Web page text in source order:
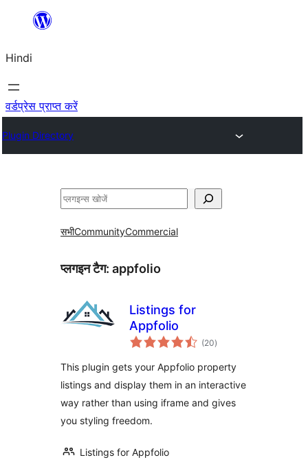
सामग्री
जाएं
Hindi
वर्डप्रेस प्राप्त करें
Plugin Directory
खोजें
सभीCommunityCommercial
प्लगइन टैग: appfolio
Listings for
Appfolio
(20कुल
दर)
This plugin gets your Appfolio property
listings and display them in an interactive
way rather than using iframe and gives
you styling freedom.
Listings for Appfolio